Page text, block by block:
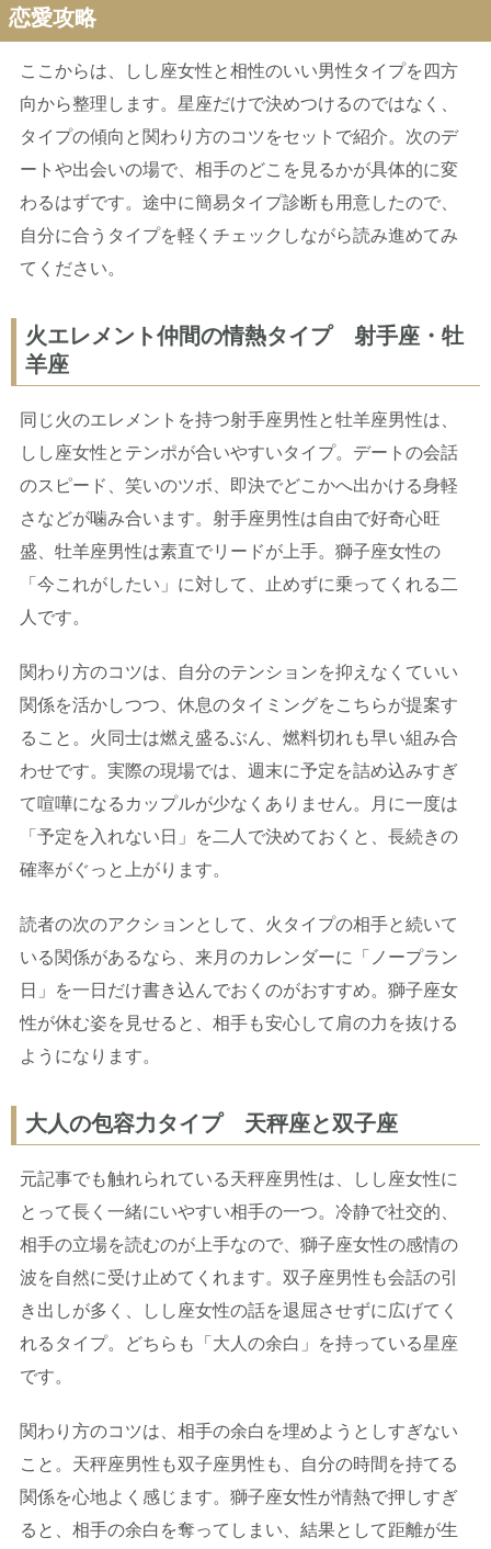
恋愛攻略
ここからは、しし座女性と相性のいい男性タイプを四方
向から整理します。星座だけで決めつけるのではなく、
タイプの傾向と関わり方のコツをセットで紹介。次のデ
ートや出会いの場で、相手のどこを見るかが具体的に変
わるはずです。途中に簡易タイプ診断も用意したので、
自分に合うタイプを軽くチェックしながら読み進めてみ
てください。
火エレメント仲間の情熱タイプ 射手座・牡
羊座
同じ火のエレメントを持つ射手座男性と牡羊座男性は、
しし座女性とテンポが合いやすいタイプ。デートの会話
のスピード、笑いのツボ、即決でどこかへ出かける身軽
さなどが噛み合います。射手座男性は自由で好奇心旺
盛、牡羊座男性は素直でリードが上手。獅子座女性の
「今これがしたい」に対して、止めずに乗ってくれる二
人です。
関わり方のコツは、自分のテンションを抑えなくていい
関係を活かしつつ、休息のタイミングをこちらが提案す
ること。火同士は燃え盛るぶん、燃料切れも早い組み合
わせです。実際の現場では、週末に予定を詰め込みすぎ
て喧嘩になるカップルが少なくありません。月に一度は
「予定を入れない日」を二人で決めておくと、長続きの
確率がぐっと上がります。
読者の次のアクションとして、火タイプの相手と続いて
いる関係があるなら、来月のカレンダーに「ノープラン
日」を一日だけ書き込んでおくのがおすすめ。獅子座女
性が休む姿を見せると、相手も安心して肩の力を抜ける
ようになります。
大人の包容力タイプ 天秤座と双子座
元記事でも触れられている天秤座男性は、しし座女性に
とって長く一緒にいやすい相手の一つ。冷静で社交的、
相手の立場を読むのが上手なので、獅子座女性の感情の
波を自然に受け止めてくれます。双子座男性も会話の引
き出しが多く、しし座女性の話を退屈させずに広げてく
れるタイプ。どちらも「大人の余白」を持っている星座
です。
関わり方のコツは、相手の余白を埋めようとしすぎない
こと。天秤座男性も双子座男性も、自分の時間を持てる
関係を心地よく感じます。獅子座女性が情熱で押しすぎ
ると、相手の余白を奪ってしまい、結果として距離が生